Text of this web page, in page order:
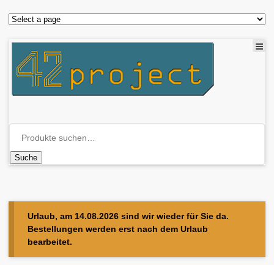
Suche
Urlaub, am 14.08.2026 sind wir wieder für Sie da.
Bestellungen werden erst nach dem Urlaub
bearbeitet.